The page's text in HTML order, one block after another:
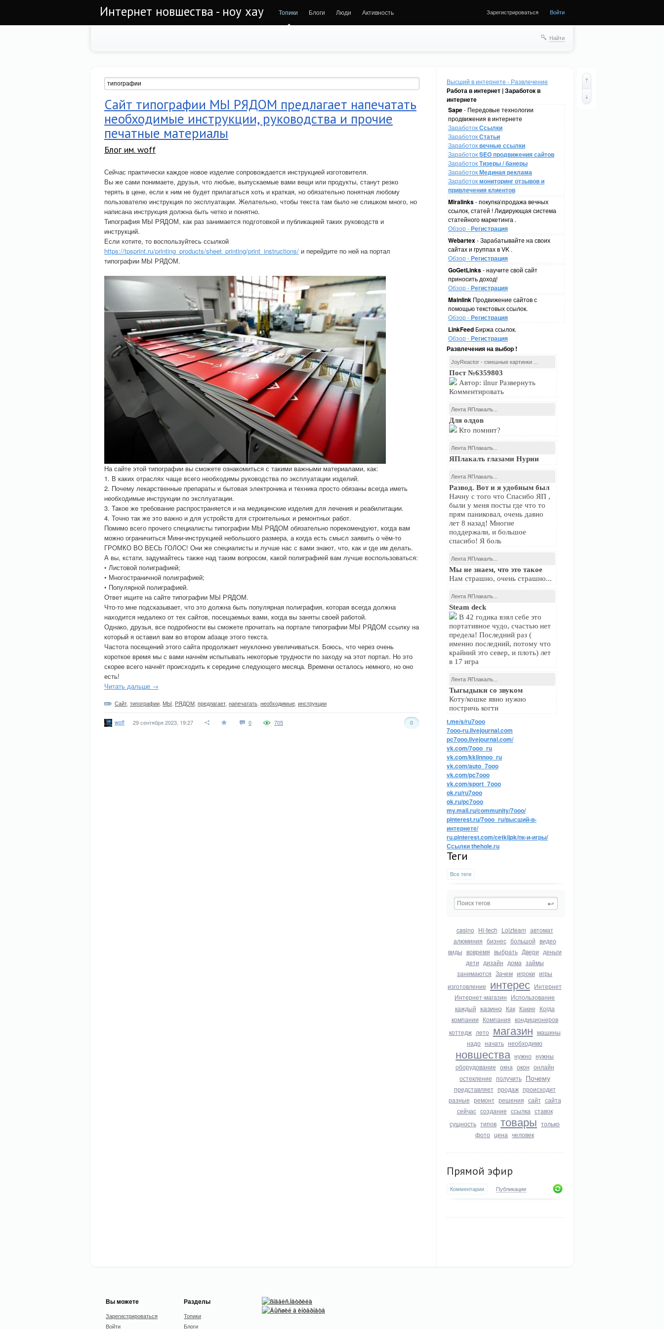
Интернет новшества - ноу хау Топики Блоги Люди Активность Зарегистрироваться Войти
Найти
Высший в интернете - Развлечение
Работа в интернет | Заработок в
интернете
Sape- Передовые технологии
продвижения в интернете
ЗаработокСсылки
ЗаработокСтатьи
Заработоквечные ссылки
ЗаработокSEO продвижения сайтов
ЗаработокТизеры / банеры
ЗаработокМединая реклама
Заработокмониторинг отзывов и
привлечения клиентов
Miralinks- покупка\продажа вечных
ссылок, статей ! Лидирующая система
статейного маркетинга .
Обзор -Регистрация
Webartex- Зарабатывайте на своих
сайтах и группах в VK .
Обзор -Регистрация
GoGetLinks- научите свой сайт
приносить доход!
Обзор -Регистрация
Mainlink Продвижение сайтов с
помощью текстовых ссылок.
Обзор -Регистрация
LinkFeed Биржа ссылок.
Обзор -Регистрация
Развлечения на выбор !
JoyReactor - смешные картинки ...
Пост №6359803
Автор: ilnur Развернуть
Комментировать
Лента ЯПлакалъ...
Для олдов
Кто помнит?
Лента ЯПлакалъ...
ЯПлакалъ глазами Нурии
Лента ЯПлакалъ...
Развод. Вот и я удобным был
Начну с того что Спасибо ЯП ,
были у меня посты где что то
прям паниковал, очень давно
лет 8 назад! Многие
поддержали, и большое
спасибо! Я боль
Лента ЯПлакалъ...
Мы не знаем, что это такое
Нам страшно, очень страшно...
Лента ЯПлакалъ...
Steam deck
В 42 годика взял себе это
портативное чудо, счастью нет
предела! Последний раз (
именно последний, потому что
крайний это север, и плоть) лет
в 17 игра
Лента ЯПлакалъ...
Тыгыдыки со звуком
Коту/кошке явно нужно
постричь когти
t.me/s/ru7ooo
7ooo-ru.livejournal.com
pc7ooo.livejournal.com/
vk.com/7ooo_ru
vk.com/kkiinnoo_ru
vk.com/auto_7ooo
vk.com/pc7ooo
vk.com/sport_7ooo
ok.ru/ru7ooo
ok.ru/pc7ooo
my.mail.ru/community/7ooo/
pinterest.ru/7ooo_ru/высший-в-
интернете/
ru.pinterest.com/cetkijpk/пк-и-игры/
Ссылки thehole.ru
Теги
Все теги
casino Hi-tech Lolzteam автомат
алюминия бизнес большой видео
виды вовремя выбрать Двери деньги
дети дизайн дома займы
занимаются Зачем игроки игры
изготовление интерес Интернет
Интернет-магазин Использование
каждый казино Как Какие Когда
компании Компания кондиционеров
коттедж лето магазин машины
надо начать необходимо
новшества нужно нужны
оборудование окна окон онлайн
остекление получить Почему
представляет продаж происходит
разные ремонт решения сайт сайта
сейчас создание ссылка ставок
сущность типов товары только
фото цена человек
Прямой эфир
Комментарии Публикации
Сайт типографии МЫ РЯДОМ предлагает напечатать
необходимые инструкции, руководства и прочие
печатные материалы
Блог им. woff
Сейчас практически каждое новое изделие сопровождается инструкцией изготовителя.
Вы же сами понимаете, друзья, что любые, выпускаемые вами вещи или продукты, станут резко
терять в цене, если к ним не будет прилагаться хоть и краткая, но обязательно понятная любому
пользователю инструкция по эксплуатации. Желательно, чтобы текста там было не слишком много, но
написана инструкция должна быть четко и понятно.
Типография МЫ РЯДОМ, как раз занимается подготовкой и публикацией таких руководств и
инструкций.
Если хотите, то воспользуйтесь ссылкой
https://tpsprint.ru/printing_products/sheet_printing/print_instructions/ и перейдите по ней на портал
типографии МЫ РЯДОМ.
На сайте этой типографии вы сможете ознакомиться с такими важными материалами, как:
1. В каких отраслях чаще всего необходимы руководства по эксплуатации изделий.
2. Почему лекарственные препараты и бытовая электроника и техника просто обязаны всегда иметь
необходимые инструкции по эксплуатации.
3. Такое же требование распространяется и на медицинские изделия для лечения и реабилитации.
4. Точно так же это важно и для устройств для строительных и ремонтных работ.
Помимо всего прочего специалисты типографии МЫ РЯДОМ обязательно порекомендуют, когда вам
можно ограничиться Мини-инструкцией небольшого размера, а когда есть смысл заявить о чём-то
ГРОМКО ВО ВЕСЬ ГОЛОС! Они же специалисты и лучше нас с вами знают, что, как и где им делать.
А вы, кстати, задумайтесь также над таким вопросом, какой полиграфией вам лучше воспользоваться:
• Листовой полиграфией;
• Многостраничной полиграфией;
• Популярной полиграфией.
Ответ ищите на сайте типографии МЫ РЯДОМ.
Что-то мне подсказывает, что это должна быть популярная полиграфия, которая всегда должна
находится недалеко от тех сайтов, посещаемых вами, когда вы заняты своей работой.
Однако, друзья, все подробности вы сможете прочитать на портале типографии МЫ РЯДОМ ссылку на
который я оставил вам во втором абзаце этого текста.
Частота посещений этого сайта продолжает неуклонно увеличиваться. Боюсь, что через очень
короткое время мы с вами начнём испытывать некоторые трудности по заходу на этот портал. Но это
скорее всего начнёт происходить к середине следующего месяца. Времени осталось немного, но оно
есть!
Читать дальше →
Сайт типографии МЫ РЯДОМ предлагает напечатать необходимые инструкции
woff 29 сентября 2023, 19:27 0 0
705
Вы можете
Зарегистрироваться
Войти
Разделы
Топики
Блоги